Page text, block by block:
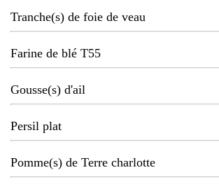
Tranche(s) de foie de veau
Farine de blé T55
Gousse(s) d'ail
Persil plat
Pomme(s) de Terre charlotte